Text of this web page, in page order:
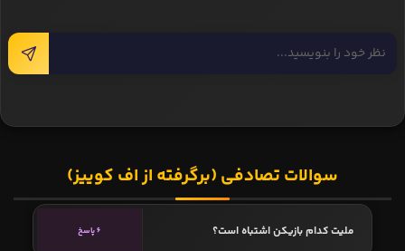
سوالات تصادفی (برگرفته از اف کوییز)
ملیت کدام بازیکن اشتباه است؟ 6 پاسخ